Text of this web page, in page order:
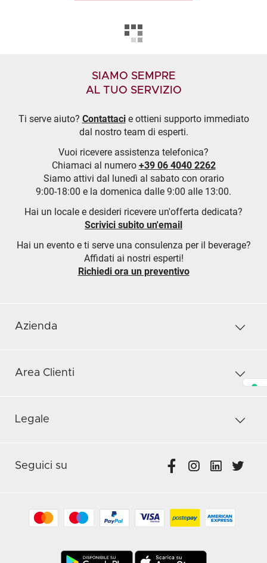
SIAMO SEMPRE
AL TUO SERVIZIO
Ti serve aiuto? Contattacie ottieni supporto immediato
dal nostro team di esperti.
Vuoi ricevere assistenza telefonica?
Chiamaci al numero +39 06 4040 2262
Siamo attivi dal lunedì al sabato con orario
9:00-18:00 e la domenica dalle 9:00 alle 13:00.
Hai un locale e desideri ricevere un'offerta dedicata?
Scrivici subito un'email
Hai un evento e ti serve una consulenza per il beverage?
Affidati ai nostri esperti!
Richiedi ora un preventivo
Azienda
Area Clienti
Legale
Seguici su